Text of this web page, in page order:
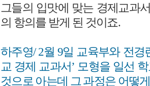
그들의 입맛에 맞는 경제교과
의 항의를 받게 된 것이죠.
하주영/ 2월 9일 교육부와 전경
교 경제 교과서’ 모형을 일선
것으로 아는데 그 과정은 어떻